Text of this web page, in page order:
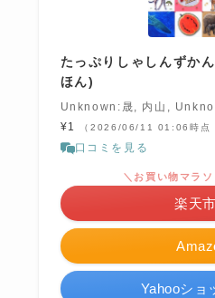
たっぷりしゃしんずか
ほん)
Unknown:晟, 内山,
¥1
（2026/06/11 01:06時点
口コミを見る
＼お買い物マラ
楽天
Yahooショ